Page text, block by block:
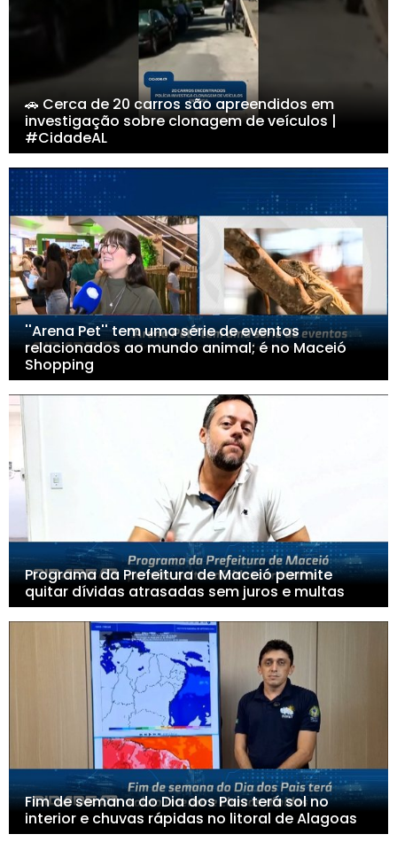
🚗 Cerca de 20 carros são apreendidos em
investigação sobre clonagem de veículos |
#CidadeAL
''Arena Pet'' tem uma série de eventos
relacionados ao mundo animal; é no Maceió
Shopping
Programa da Prefeitura de Maceió permite
quitar dívidas atrasadas sem juros e multas
Fim de semana do Dia dos Pais terá sol no
interior e chuvas rápidas no litoral de Alagoas